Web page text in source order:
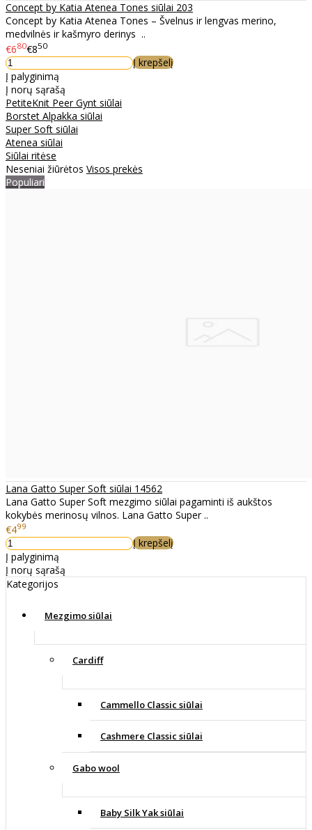
Concept by Katia Atenea Tones siūlai 203
Concept by Katia Atenea Tones – Švelnus ir lengvas merino,
medvilnės ir kašmyro derinys ..
€680€850
Į krepšelį
Į palyginimą
Į norų sąrašą
PetiteKnit Peer Gynt siūlai
Borstet Alpakka siūlai
Super Soft siūlai
Atenea siūlai
Siūlai ritėse
Neseniai žiūrėtos Visos prekės
Populiari
Lana Gatto Super Soft siūlai 14562
Lana Gatto Super Soft mezgimo siūlai pagaminti iš aukštos
kokybės merinosų vilnos. Lana Gatto Super ..
€499
Į krepšelį
Į palyginimą
Į norų sąrašą
Kategorijos
Mezgimo siūlai
Cardiff
Cammello Classic siūlai
Cashmere Classic siūlai
Gabo wool
Baby Silk Yak siūlai